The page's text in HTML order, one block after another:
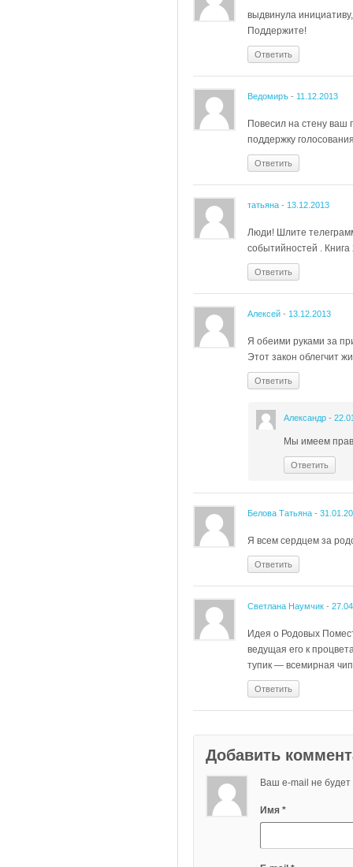
выдвинула
Поддержите!
Ответить
Ведомиръ - 11.12.2013
Повесил на стену ваш
поддержку
Ответить
татьяна - 13.12.2013
Люди! Шлите
событийностей . Книга
Ответить
Алексей - 13.12.2013
Я обеими руками за
Этот закон облегчит
Ответить
Александр -
Мы имеем
Ответить
Белова Татьяна -
Я всем сердцем за
Ответить
Светлана Наумчик -
Идея о Родовых
ведущая его к
тупик — всемирная
Ответить
Добавить
Ваш e-mail не
Имя *